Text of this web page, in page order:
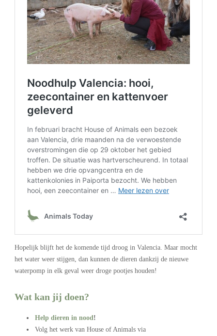
Hopelijk blijft het de komende tijd droog in Valencia. Maar mocht
het water weer stijgen, dan kunnen de dieren dankzij de nieuwe
waterpomp in elk geval weer droge pootjes houden!
Wat kan jij doen?
Help dieren in nood!
Volg het werk van House of Animals via